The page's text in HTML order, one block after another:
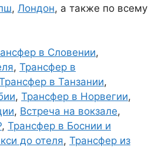
, Лондон, а также по всему
в Словении,
, Трансфер в
в Танзании,
, Трансфер в Норвегии,
, Встреча на вокзале,
, Трансфер в Боснии и
до отеля, Трансфер из